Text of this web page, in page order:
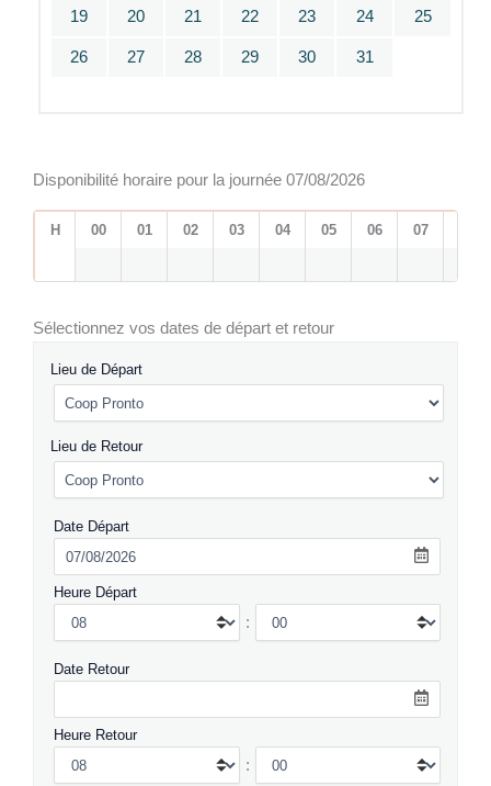
19 20 21 22 23 24 25
26 27 28 29 30 31
Disponibilité horaire pour la journée 07/08/2026
H 00 01 02 03 04 05 06 07
Sélectionnez vos dates de départ et retour
Lieu de Départ
Lieu de Retour
Date Départ
Heure Départ
:
Date Retour
Heure Retour
: